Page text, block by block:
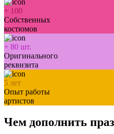
+ 100
Собственных
костюмов
+ 80 шт.
Оригинального
реквизита
5 лет
Опыт работы
артистов
Чем дополнить